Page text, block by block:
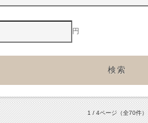
円
1 / 4ページ（全70件）